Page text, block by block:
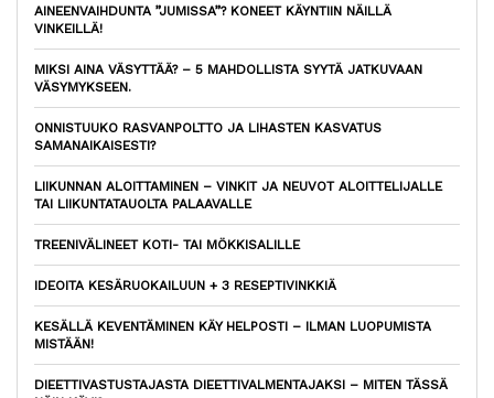
AINEENVAIHDUNTA ”JUMISSA”? KONEET KÄYNTIIN NÄILLÄ
VINKEILLÄ!
MIKSI AINA VÄSYTTÄÄ? – 5 MAHDOLLISTA SYYTÄ JATKUVAAN
VÄSYMYKSEEN.
ONNISTUUKO RASVANPOLTTO JA LIHASTEN KASVATUS
SAMANAIKAISESTI?
LIIKUNNAN ALOITTAMINEN – VINKIT JA NEUVOT ALOITTELIJALLE
TAI LIIKUNTATAUOLTA PALAAVALLE
TREENIVÄLINEET KOTI- TAI MÖKKISALILLE
IDEOITA KESÄRUOKAILUUN + 3 RESEPTIVINKKIÄ
KESÄLLÄ KEVENTÄMINEN KÄY HELPOSTI – ILMAN LUOPUMISTA
MISTÄÄN!
DIEETTIVASTUSTAJASTA DIEETTIVALMENTAJAKSI – MITEN TÄSSÄ